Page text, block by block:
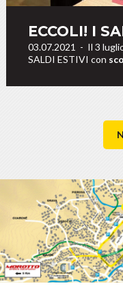
ECCOLI! I
03.07.2021 - Il 3
SALDI ESTIVI con